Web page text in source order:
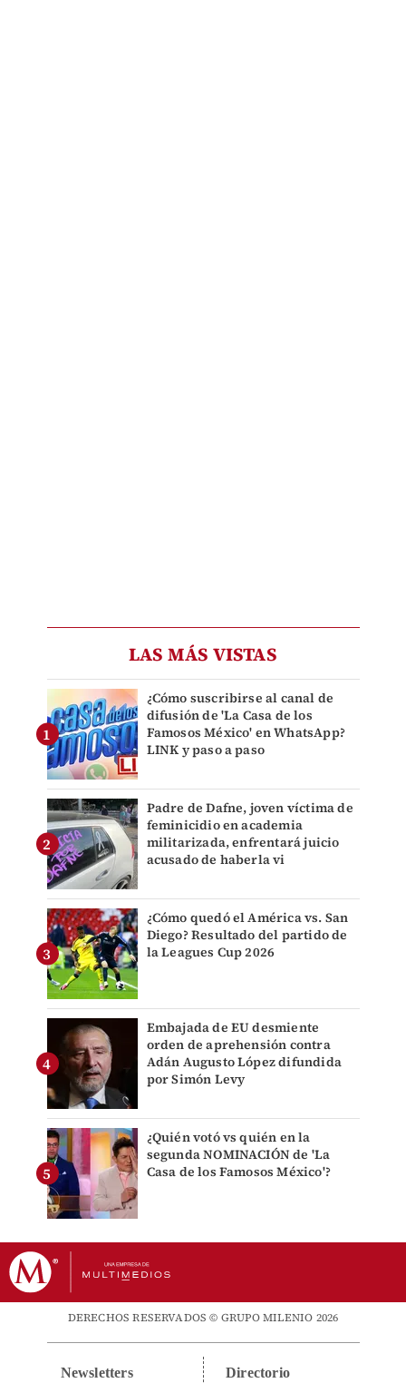
LAS MÁS VISTAS
¿Cómo suscribirse al canal de
difusión de 'La Casa de los
Famosos México' en WhatsApp?
LINK y paso a paso
Padre de Dafne, joven víctima de
feminicidio en academia
militarizada, enfrentará juicio
acusado de haberla vi
¿Cómo quedó el América vs. San
Diego? Resultado del partido de
la Leagues Cup 2026
Embajada de EU desmiente
orden de aprehensión contra
Adán Augusto López difundida
por Simón Levy
¿Quién votó vs quién en la
segunda NOMINACIÓN de 'La
Casa de los Famosos México'?
DERECHOS RESERVADOS © GRUPO MILENIO 2026
Newsletters Directorio